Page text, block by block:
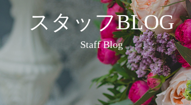
スタッフBLOG
Staff Blog